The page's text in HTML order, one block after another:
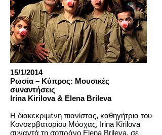
15/1/2014
Ρωσία – Κύπρος: Μουσικές
συναντήσεις
Irina Kirilova & Elena Brileva
Η διακεκριμένη πιανίστας, καθηγήτρια του
Κονσερβατορίου Μόσχας, Irina Kirilova
συναντά τη σοπράνο Elena Brileva, σε